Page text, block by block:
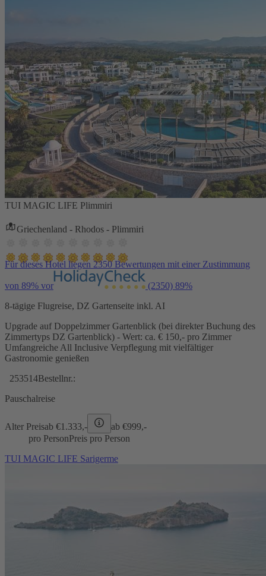
TUI MAGIC LIFE Plimmiri
Griechenland - Rhodos - Plimmiri
Für dieses Hotel liegen 2350 Bewertungen mit einer Zustimmung
von 89% vor (2350) 89%
8-tägige Flugreise, DZ Gartenseite inkl. AI
Upgrade auf Doppelzimmer Gartenblick (bei direkter Buchung des
Zimmertyps DZ Gartenblick) - Wert: ca. € 150,- pro Zimmer
Umfangreiche All Inclusive Verpflegung mit vielfältiger
Gastronomie genießen
253514Bestellnr.:
Pauschalreise
Alter Preisab €1.333,- ab €999,-
pro PersonPreis pro Person
TUI MAGIC LIFE Sarigerme